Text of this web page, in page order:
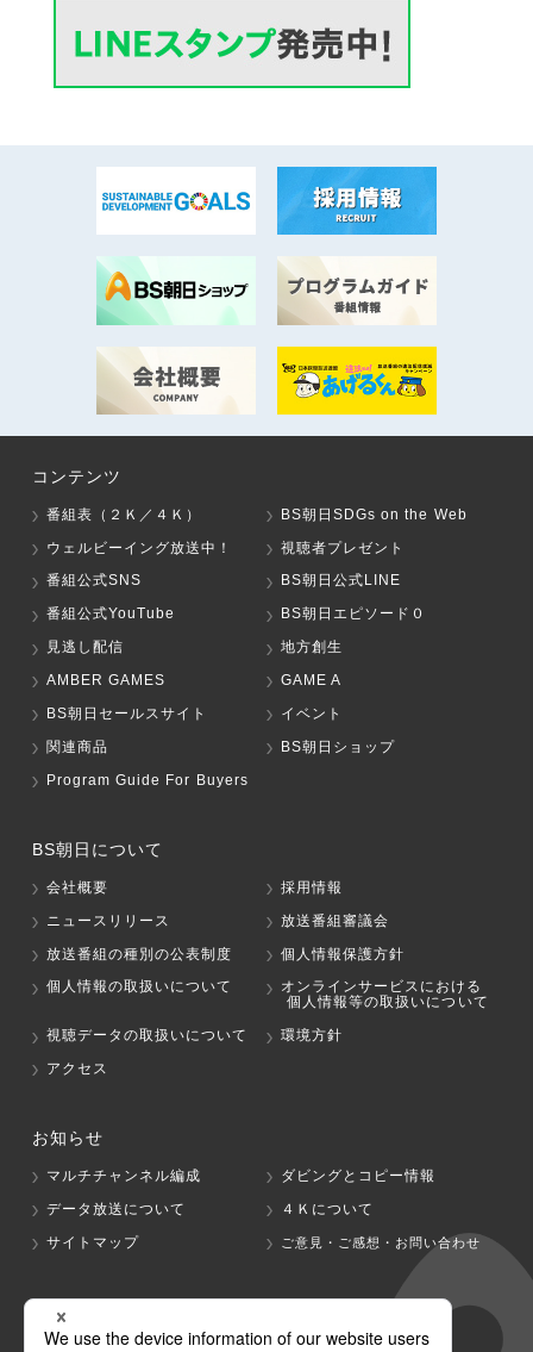
コンテンツ
番組表（２Ｋ／４Ｋ）
BS朝日SDGs on the Web
ウェルビーイング放送中！
視聴者プレゼント
番組公式SNS
BS朝日公式LINE
番組公式YouTube
BS朝日エピソード０
見逃し配信
地方創生
AMBER GAMES
GAME A
BS朝日セールスサイト
イベント
関連商品
BS朝日ショップ
Program Guide For Buyers
BS朝日について
会社概要
採用情報
ニュースリリース
放送番組審議会
放送番組の種別の公表制度
個人情報保護方針
個人情報の取扱いについて
オンラインサービスにおける
個人情報等の取扱いについて
視聴データの取扱いについて
環境方針
アクセス
お知らせ
マルチチャンネル編成
ダビングとコピー情報
データ放送について
４Ｋについて
サイトマップ
ご意見・ご感想・お問い合わせ
グループ会社